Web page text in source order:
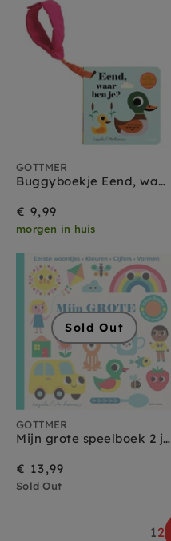
GOTTMER
Buggyboekje Eend, waar ben je? 1 jr +
€ 9,99
morgen in huis
Sold Out
GOTTMER
Mijn grote speelboek 2 jr+
€ 13,99
Sold Out
12